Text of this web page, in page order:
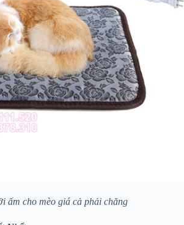
ấm cho mèo giá cả phải chăng